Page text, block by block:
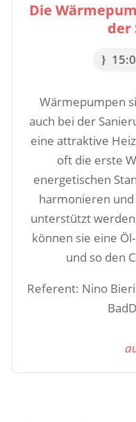
Die
der
Wärmepumpen
auch bei der
eine attraktive
oft die erste
energetischen
harmonieren
unterstützt
können sie eine
und so den
Referent: Nino